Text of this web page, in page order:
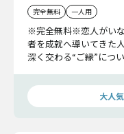
完全無料 一人用
※完全無料※恋人がい
者を成就へ導いてきた
深く交わる“ご縁”につ
大人